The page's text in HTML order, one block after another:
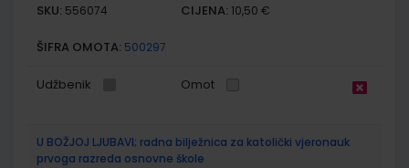
SKU: 556074 CIJENA: 10,50 €
ŠIFRA OMOTA: 500297
Udžbenik Omot
U BOŽJOJ LJUBAVI; radna bilježnica za katolički vjeronauk
prvoga razreda osnovne škole